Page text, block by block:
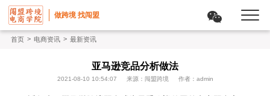
做跨境 找闯盟
首页 > 电商资讯 > 最新资讯
亚马逊竞品分析做法
2021-08-10 10:54:07 来源：闯盟跨境 作者：admin